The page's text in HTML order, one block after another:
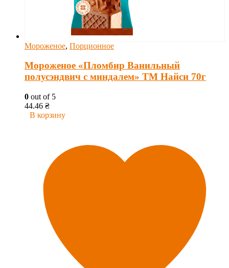
Мороженое, Порционное
Мороженое «Пломбир Ванильный
полусэндвич с миндалем» ТМ Найси 70г
0 out of 5
44.46 ₴
В корзину